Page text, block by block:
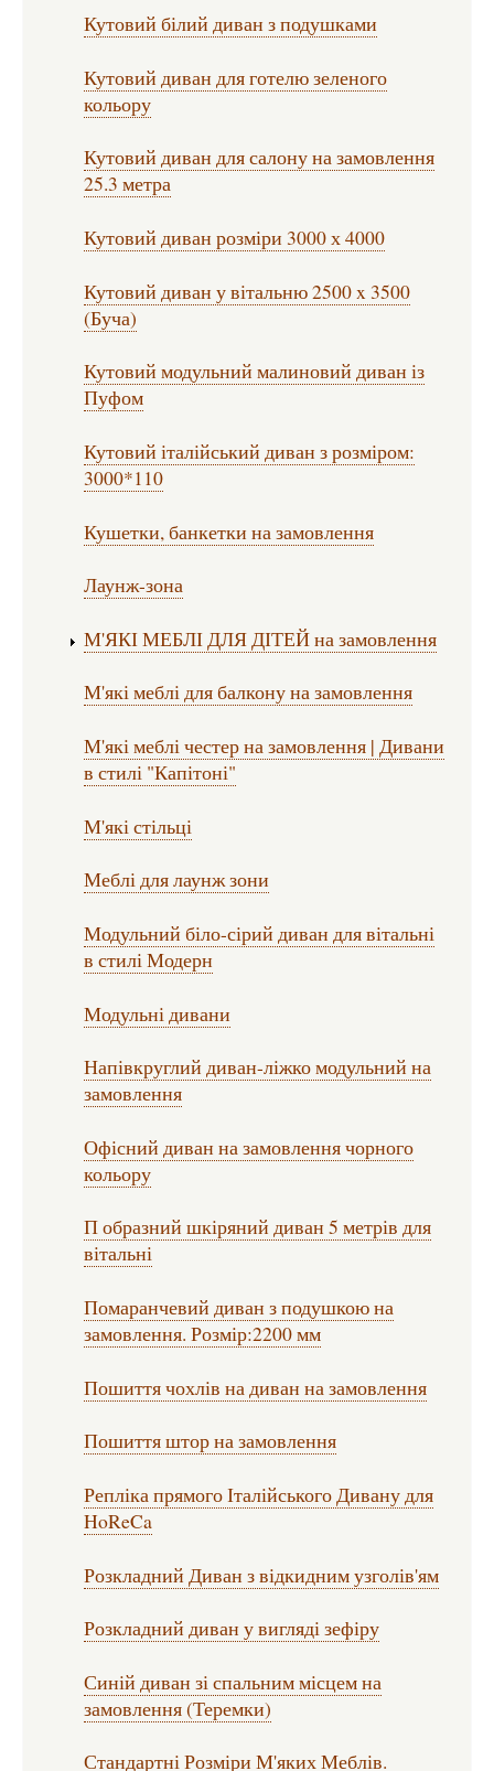
Кутовий білий диван з подушками
Кутовий диван для готелю зеленого
кольору
Кутовий диван для салону на замовлення
25.3 метра
Кутовий диван розміри 3000 х 4000
Кутовий диван у вітальню 2500 x 3500
(Буча)
Кутовий модульний малиновий диван із
Пуфом
Кутовий італійський диван з розміром:
3000*110
Кушетки, банкетки на замовлення
Лаунж-зона
М'ЯКІ МЕБЛІ ДЛЯ ДІТЕЙ на замовлення
М'які меблі для балкону на замовлення
М'які меблі честер на замовлення | Дивани
в стилі "Капітоні"
М'які стільці
Меблі для лаунж зони
Модульний біло-сірий диван для вітальні
в стилі Модерн
Модульні дивани
Напівкруглий диван-ліжко модульний на
замовлення
Офісний диван на замовлення чорного
кольору
П образний шкіряний диван 5 метрів для
вітальні
Помаранчевий диван з подушкою на
замовлення. Розмір:2200 мм
Пошиття чохлів на диван на замовлення
Пошиття штор на замовлення
Репліка прямого Італійського Дивану для
HoReCa
Розкладний Диван з відкидним узголів'ям
Розкладний диван у вигляді зефіру
Синій диван зі спальним місцем на
замовлення (Теремки)
Стандартні Розміри М'яких Меблів.